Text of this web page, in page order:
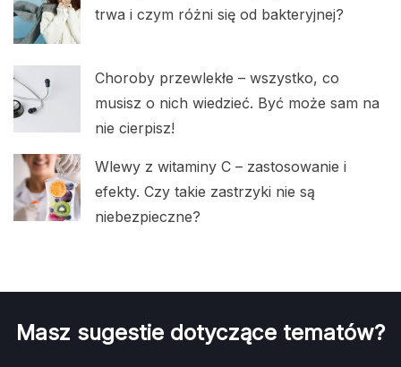
trwa i czym różni się od bakteryjnej?
Choroby przewlekłe – wszystko, co
musisz o nich wiedzieć. Być może sam na
nie cierpisz!
Wlewy z witaminy C – zastosowanie i
efekty. Czy takie zastrzyki nie są
niebezpieczne?
Masz sugestie dotyczące tematów?